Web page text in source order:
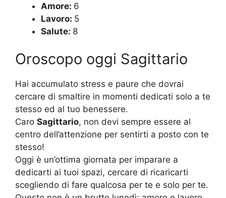
Amore: 6
Lavoro: 5
Salute: 8
Oroscopo oggi Sagittario
Hai accumulato stress e paure che dovrai
cercare di smaltire in momenti dedicati solo a te
stesso ed al tuo benessere.
Caro Sagittario, non devi sempre essere al
centro dell’attenzione per sentirti a posto con te
stesso!
Oggi è un’ottima giornata per imparare a
dedicarti ai tuoi spazi, cercare di ricaricarti
scegliendo di fare qualcosa per te e solo per te.